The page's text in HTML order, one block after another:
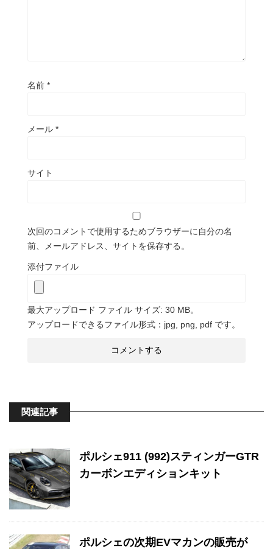
名前 *
メール *
サイト
次回のコメントで使用するためブラウザーに自分の名
前、メールアドレス、サイトを保存する。
添付ファイル
最大アップロード ファイル サイズ: 30 MB。
アップロードできるファイル形式：jpg, png, pdf です。
関連記事
ポルシェ911 (992)スティンガーGTR
カーボンエディションキット
ポルシェの次期EVマカンの販売が